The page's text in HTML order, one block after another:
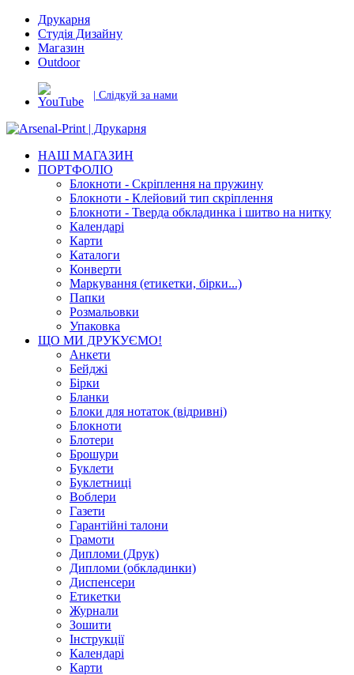
Друкарня
Студія Дизайну
Магазин
Outdoor
| Слідкуй за нами
НАШ МАГАЗИН
ПОРТФОЛІО
Блокноти - Скріплення на пружину
Блокноти - Клейовий тип скріплення
Блокноти - Тверда обкладинка і шитво на нитку
Календарі
Карти
Каталоги
Конверти
Маркування (етикетки, бірки...)
Папки
Розмальовки
Упаковка
ЩО МИ ДРУКУЄМО!
Анкети
Бейджі
Бірки
Бланки
Блоки для нотаток (відривні)
Блокноти
Блотери
Брошури
Буклети
Буклетниці
Воблери
Газети
Гарантійні талони
Грамоти
Дипломи (Друк)
Дипломи (обкладинки)
Диспенсери
Етикетки
Журнали
Зошити
Інструкції
Календарі
Карти